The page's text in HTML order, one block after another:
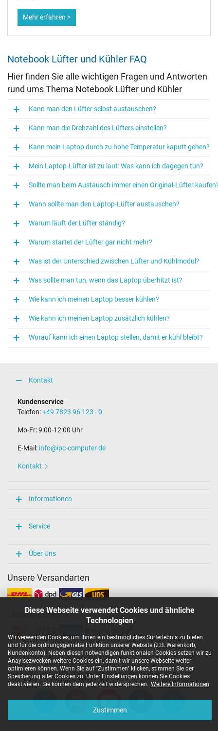
Diese Webseite verwendet Cookies und ähnliche
Technologien
Wir verwenden Cookies, um Ihnen ein bestmögliches Surferlebnis zu bieten
und für die ordnungsgemäße Funktion unserer Website (z.B. Warenkorb,
Kundenkonto). Neben diesen notwendigen funktionalen Cookies setzen wir zu
Anaylsezwecken weitere Cookies ein, damit wir unsere Webseite weiter
optimieren können. Wenn Sie auf "Zustimmen" klicken, stimmen Sie der
Speicherung aller Cookies zu. Unter Einstellungen können Sie Cookies
deaktivieren. Sie können dem jederzeit widersprechen. Weitere Informationen .
Zustimmen
Mehr erfahren >
Notebook Lüfter und Kühler FAQ
Hier finden Sie alle wichtigen Fragen und Antworten
rund ums Thema Notebook Lüfter und Kühler
Kann man den Lüfter selbst austauschen?
Kann man die Drehzahl des Lüfters einstellen?
Kann mein Laptop durch zu hohe Temperatur kaputt gehen?
Mein Laptop-Lüfter ist zu laut: Was kann ich dagegen tun?
Sollte man beim Austausch immer einen Original‑Lüfter
Wann sollte man den Laptop‑Lüfter austauschen?
Warum läuft der Lüfter ständig?
Warum startet der Lüfter gar nicht mehr?
Was ist der Unterschied zwischen Lüfter und Kühlmodul?
Was sollte man tun, wenn das Laptop überhitzt ist?
Wie kann ich meinen Laptop besser kühlen?
Wie kann ich meinen Laptop zusätzlich kühlen?
Worauf kann ich einen Laptop stellen, damit er kühl bleibt?
Kontakt
Kundenservice
Telefon:+49 7823 96 123 - 0
Mo-Fr: 9:00-12:00 Uhr
E-Mail: info@ipc-computer.de
Kontakt
Informationen
Service
Über Uns
Unsere Versandarten
Unsere Zahlarten
Copyright ©IPC-Computer Deutschland GmbH
Alle Preise inkl. gesetzl. MwSt. zzgl. Versandkosten